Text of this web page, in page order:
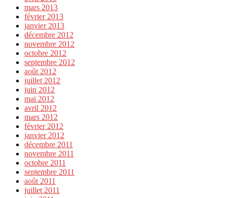
mars 2013
février 2013
janvier 2013
décembre 2012
novembre 2012
octobre 2012
septembre 2012
août 2012
juillet 2012
juin 2012
mai 2012
avril 2012
mars 2012
février 2012
janvier 2012
décembre 2011
novembre 2011
octobre 2011
septembre 2011
août 2011
juillet 2011